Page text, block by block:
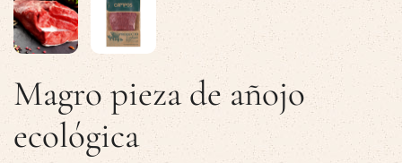
Magro pieza de añojo
ecológica